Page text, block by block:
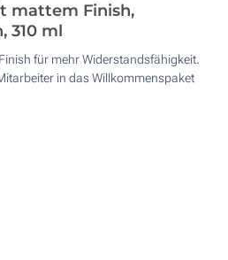
mattem Finish,
310 ml
für mehr Widerstandsfähigkeit.
in das Willkommenspaket